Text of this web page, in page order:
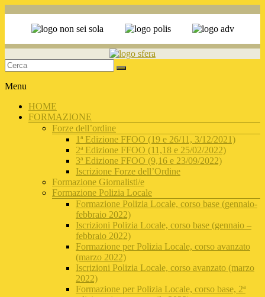
Sviluppo
della
FormazionE
delle Reti
Antiviolenza
Menu
HOME
FORMAZIONE
Forze dell’ordine
1ª Edizione FFOO (19 e 26/11, 3/12/2021)
2ª Edizione FFOO (11,18 e 25/02/2022)
3ª Edizione FFOO (9,16 e 23/09/2022)
Iscrizione Forze dell’Ordine
Formazione Giornalisti/e
Formazione Polizia Locale
Formazione Polizia Locale, corso base (gennaio-
febbraio 2022)
Iscrizioni Polizia Locale, corso base (gennaio –
febbraio 2022)
Formazione per Polizia Locale, corso avanzato
(marzo 2022)
Iscrizioni Polizia Locale, corso avanzato (marzo
2022)
Formazione per Polizia Locale, corso base, 2ª